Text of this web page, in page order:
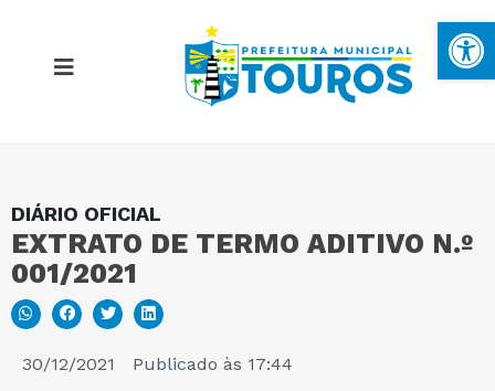
DIÁRIO OFICIAL
EXTRATO DE TERMO ADITIVO N.º
001/2021
30/12/2021 Publicado às 17:44
MAPA DO SITE
PORTAL DA TRANSPARÊNCIA
E-SIC